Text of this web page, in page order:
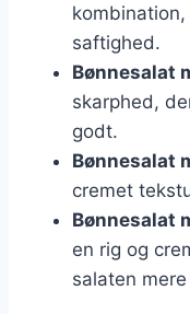
saftighed.
Bønnesalat
skarphed,
godt.
Bønnesalat
cremet
Bønnesalat
en rig og
salaten